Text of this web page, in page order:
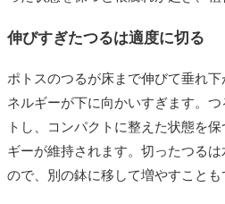
伸びすぎたつるは適度に切る
ポトスのつるが床まで伸びて垂れ
ネルギーが下に向かいすぎます。
トし、コンパクトに整えた状態を
ギーが維持されます。切ったつる
ので、別の鉢に移して増やすことも